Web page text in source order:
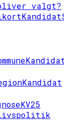
bliver valgt?
Kandidat
Kandidat
Kandidat
KV25